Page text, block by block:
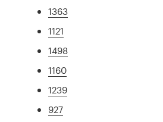
1363
1121
1498
1160
1239
927